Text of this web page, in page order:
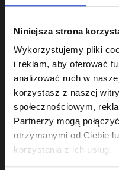
Niniejsza strona
Wykorzystujemy pliki
i reklam, aby oferować
analizować ruch w
korzystasz z naszej
społecznościowym,
Partnerzy mogą
otrzymanymi od Ciebie
korzystania z ich usług.
KATEGORIE
ZESTAWY ROZRZĄDU